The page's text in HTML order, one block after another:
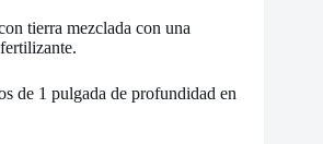
tierra mezclada con una
de 1 pulgada de profundidad en